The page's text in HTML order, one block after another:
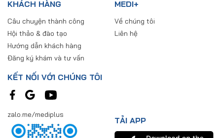
KHÁCH HÀNG
Câu chuyện thành công
Hội thảo & đào tạo
Hướng dẫn khách hàng
Đăng ký khám và tư vấn
MEDI+
Về chúng tôi
Liên hệ
KẾT NỐI VỚI CHÚNG TÔI
zalo.me/mediplus
TẢI APP